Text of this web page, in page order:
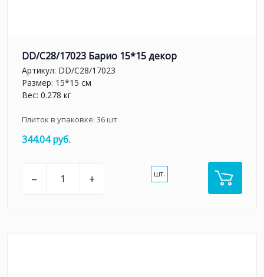
DD/C28/17023 Барио 15*15 декор
Артикул: DD/C28/17023
Размер: 15*15 см
Вес: 0.278 кг
Плиток в упаковке: 36шт
344.04 руб.
– + шт.